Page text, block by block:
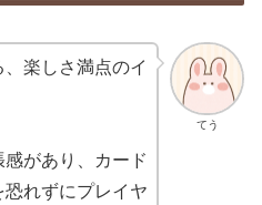
てう
楽しさ満点のイ
があり、カード
れずにプレイヤ